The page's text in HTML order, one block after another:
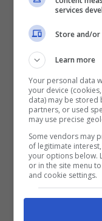
Solo
(rivelatasi poi
“Una lacrima
squalificato
È il1976però
messa del
decidono di
basi musicali e
services
Store and/or
Learn more
Your personal data
your device
data) may be stored
partners, or used
may use precise
Some vendors may
of legitimate
your options below.
or in the site menu
and cookie settings.